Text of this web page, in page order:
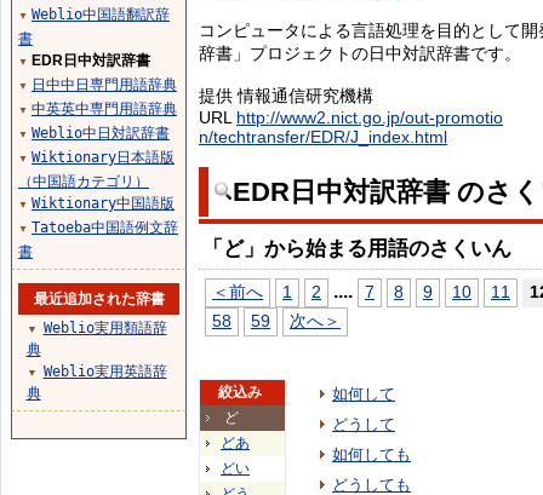
コンピュータによる言語処理を目的として
辞書」プロジェクトの日中対訳辞書です。
提供 情報通信研究機構
URL http://www2.nict.go.jp/out-promotio
n/techtransfer/EDR/J_index.html
EDR日中対訳辞書 のさ
「ど」から始まる用語のさくいん
＜前へ 1 2 .... 7 8 9 10 11
58
59 次へ＞
絞込み
ど
どあ
どい
如何して
どうして
如何しても
どうしても
▼ Weblio中国語翻訳辞
書
▼ EDR日中対訳辞書
▼ 日中中日専門用語辞典
▼ 中英英中専門用語辞典
▼ Weblio中日対訳辞書
▼ Wiktionary日本語版
（中国語カテゴリ）
▼ Wiktionary中国語版
▼ Tatoeba中国語例文辞
書
最近追加された辞書
▼
Weblio実用類語辞
典
▼
Weblio実用英語辞
典